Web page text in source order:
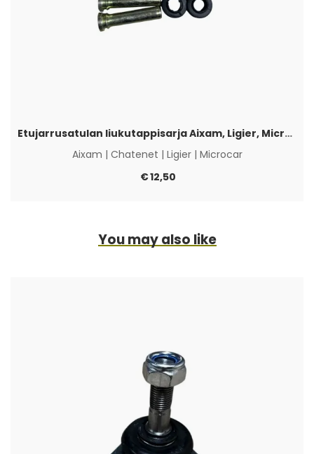
Etujarrusatulan liukutappisarja Aixam, Ligier, Microcar & Chatenet
Aixam | Chatenet | Ligier| Microcar
€12,50
You may also like